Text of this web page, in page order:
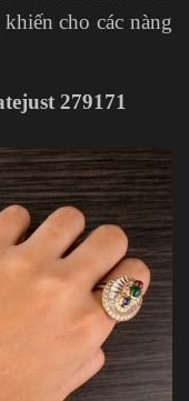
cho các nàng
279171